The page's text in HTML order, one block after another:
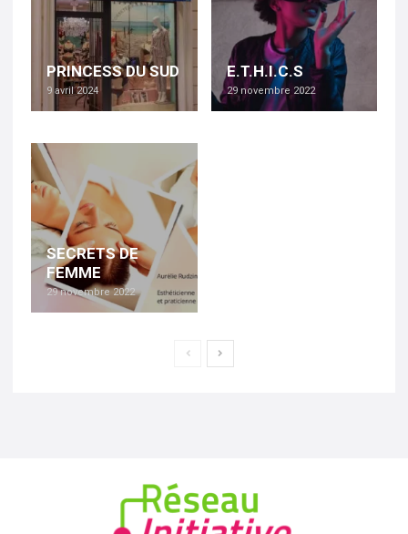
PRINCESS DU SUD
9 avril 2024
E.T.H.I.C.S
29 novembre 2022
SECRETS DE
FEMME
29 novembre 2022